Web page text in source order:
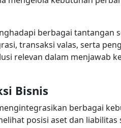
berbagai tantangan
transaksi valas, serta
relevan dalam menjawab
Bisnis
berbagai
posisi aset dan liabilitas